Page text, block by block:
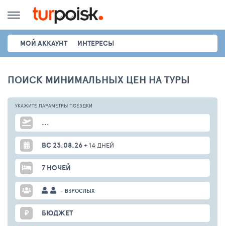
МОЙ АККАУНТ ИНТЕРЕСЫ
ПОИСК МИНИМАЛЬНЫХ ЦЕН НА ТУРЫ
УКАЖИТЕ ПАРАМЕТРЫ ПОЕЗДКИ
...
ВС 23.08.26+ 14 ДНЕЙ
7 НОЧЕЙ
- ВЗРОСЛЫХ
₽ БЮДЖЕТ